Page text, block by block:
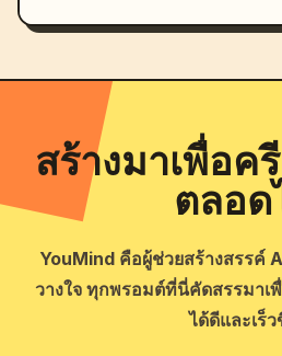
สร้างมาเพื่อค
ตลอด
YouMind คือผู้ช่วยสร้างสรรค์
วางใจ ทุกพรอมต์ที่นี่คัดสรรมาเ
ได้ดีและเร็